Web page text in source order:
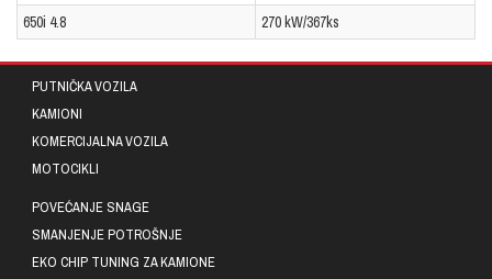
650i 4.8
270 kW/367ks
PUTNIČKA VOZILA
KAMIONI
KOMERCIJALNA VOZILA
MOTOCIKLI
POVEĆANJE SNAGE
SMANJENJE POTROŠNJE
EKO CHIP TUNING ZA KAMIONE